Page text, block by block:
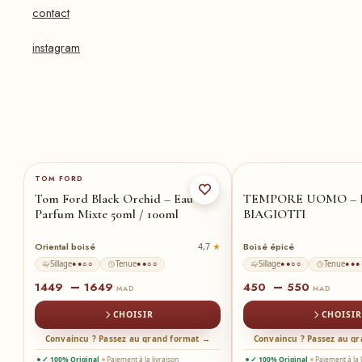
contact
instagram
TOM FORD
Tom Ford Black Orchid – Eau de
Parfum Mixte 50ml / 100ml
Oriental boisé 4,7
Sillage●●○○ Tenue●●○○
1449 – 1649 MAD
CHOISIR
Convaincu ? Passez au grand format →
✓ 100% Original Paiement à la livraison
TEMPORE UOMO –
BIAGIOTTI
Boisé épicé
Sillage●●○○ Tenue
450 – 550 MAD
CHOISIR
Convaincu ? Passez au
✓ 100% Original Paiement à la